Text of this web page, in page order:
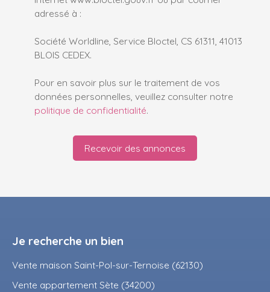
adressé à :
Société Worldline, Service Bloctel, CS 61311, 41013
BLOIS CEDEX.
Pour en savoir plus sur le traitement de vos
données personnelles, veuillez consulter notre
politique de confidentialité.
Recevoir des annonces
Je recherche un bien
Vente maison Saint-Pol-sur-Ternoise (62130)
Vente appartement Sète (34200)